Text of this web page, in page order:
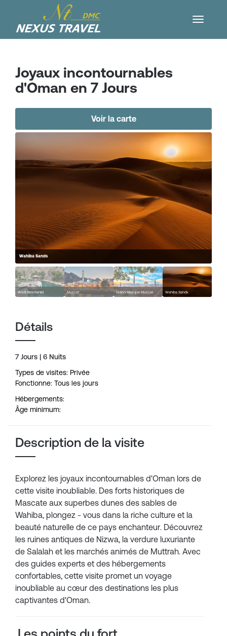
Joyaux incontournables
d'Oman en 7 Jours
Voir la carte
Wahiba Sands
Wahiba Sands
Grand Mosque Muscat
Muscat
Wadi Bani Kahlid
Détails
7 Jours | 6 Nuits
Types de visites: Privée
Fonctionne: Tous les jours
Hébergements:
Âge minimum:
Description de la visite
Explorez les joyaux incontournables d'Oman lors de
cette visite inoubliable. Des forts historiques de
Mascate aux superbes dunes des sables de
Wahiba, plongez - vous dans la riche culture et la
beauté naturelle de ce pays enchanteur. Découvrez
les ruines antiques de Nizwa, la verdure luxuriante
de Salalah et les marchés animés de Muttrah. Avec
des guides experts et des hébergements
confortables, cette visite promet un voyage
inoubliable au cœur des destinations les plus
captivantes d'Oman.